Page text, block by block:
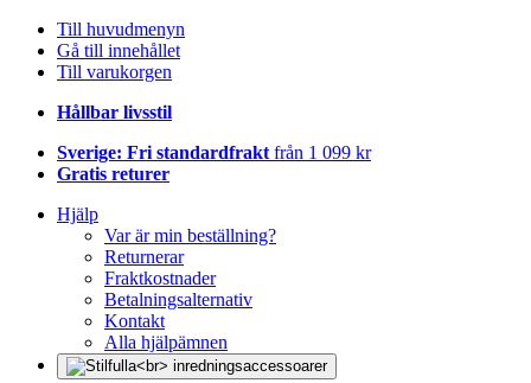
Till huvudmenyn
Gå till innehållet
Till varukorgen
Hållbar livsstil
Sverige: Fri standardfrakt från 1 099 kr
Gratis returer
Hjälp
Var är min beställning?
Returnerar
Fraktkostnader
Betalningsalternativ
Kontakt
Alla hjälpämnen